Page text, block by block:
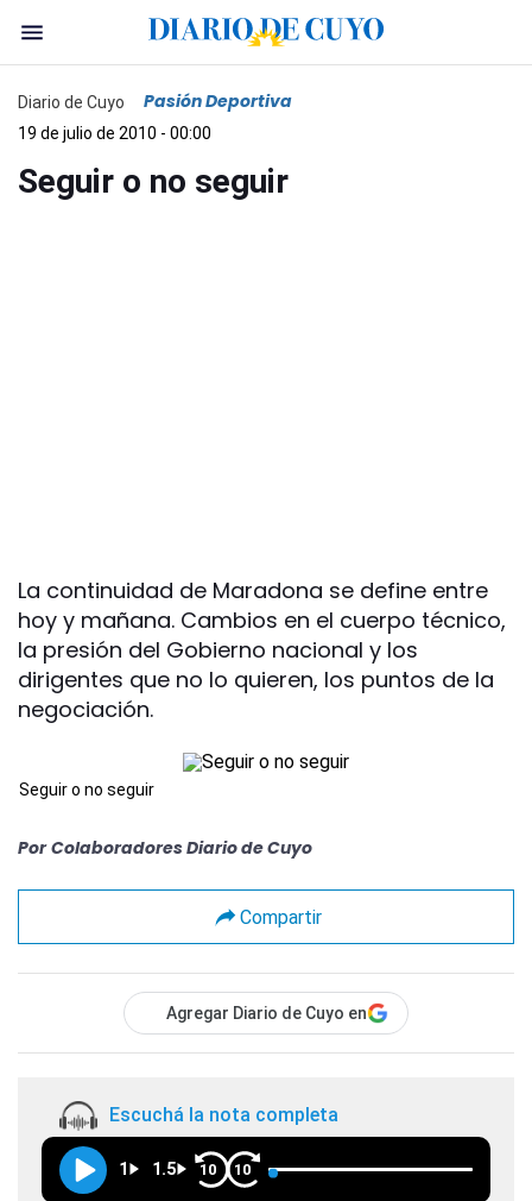
Diario de Cuyo Pasión Deportiva
19 de julio de 2010 - 00:00
Seguir o no seguir
La continuidad de Maradona se define entre
hoy y mañana. Cambios en el cuerpo técnico,
la presión del Gobierno nacional y los
dirigentes que no lo quieren, los puntos de la
negociación.
Seguir o no seguir
Por Colaboradores Diario de Cuyo
Compartir
Agregar Diario de Cuyo en
Escuchá la nota completa
1 1.5 10 10